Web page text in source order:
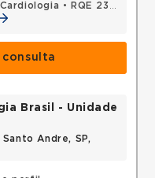
•
RQE 23680 - Medicina intensiva
consulta
Brasil - Unidade
Andre, SP,